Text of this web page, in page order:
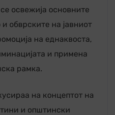
освежија основните
обврските на јавниот
на еднаквоста,
и примена
рамка.
на концептот на
и општински